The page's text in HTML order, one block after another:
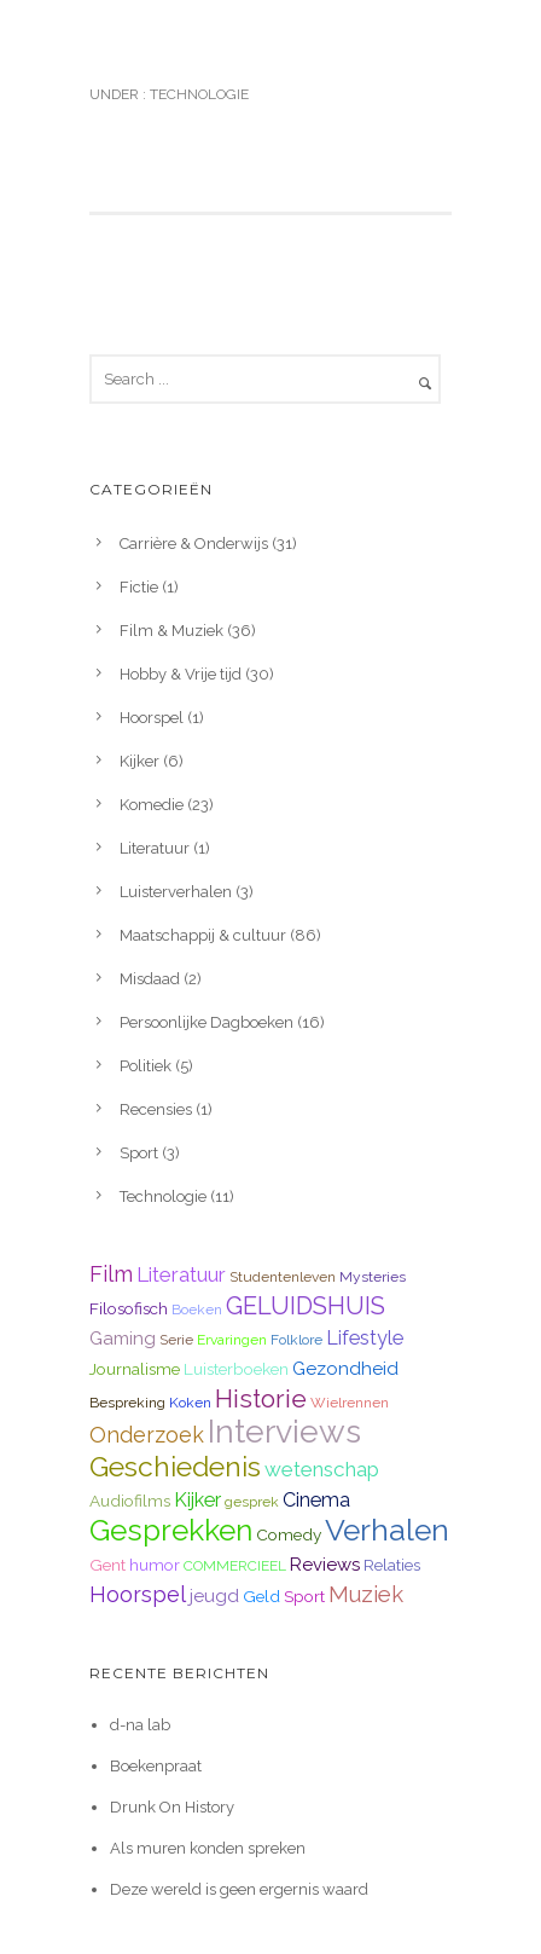
UNDER : TECHNOLOGIE
CATEGORIEËN
Carrière & Onderwijs (31)
Fictie (1)
Film & Muziek (36)
Hobby & Vrije tijd (30)
Hoorspel (1)
Kijker (6)
Komedie (23)
Literatuur (1)
Luisterverhalen (3)
Maatschappij & cultuur (86)
Misdaad (2)
Persoonlijke Dagboeken (16)
Politiek (5)
Recensies (1)
Sport (3)
Technologie (11)
Film Literatuur Studentenleven Mysteries
Filosofisch Boeken GELUIDSHUIS
Gaming Serie Ervaringen Folklore Lifestyle
Journalisme Luisterboeken Gezondheid
Bespreking Koken Historie Wielrennen
Onderzoek Interviews
Geschiedenis wetenschap
Audiofilms Kijker gesprek Cinema
Gesprekken ComedyVerhalen
Gent humor COMMERCIEEL Reviews Relaties
Hoorspel jeugd Geld Sport Muziek
RECENTE BERICHTEN
d-na lab
Boekenpraat
Drunk On History
Als muren konden spreken
Deze wereld is geen ergernis waard